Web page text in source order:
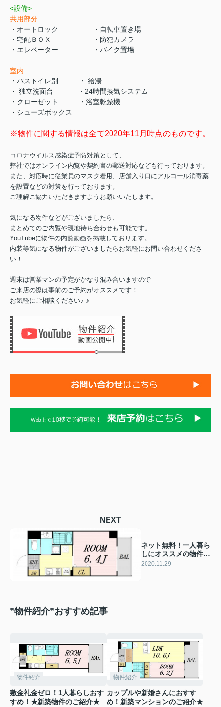
<設備>
共用部分
・オートロック ・自転車置き場
・宅配ＢＯＸ ・防犯カメラ
・エレベーター ・バイク置場
室内
・バストイレ別 ・ 給湯
・ 独立洗面台 ・24時間換気システム
・クローゼット ・浴室乾燥機
・シューズボックス
※物件に関する情報は全て2020年11月時点のものです。
コロナウイルス感染症予防対策として、
弊社ではオンライン内覧や契約書の郵送対応なども行っております。
また、対応時に従業員のマスク着用、店舗入り口にアルコール消毒薬
を設置などの対策を行っております。
ご理解ご協力いただきますようお願いいたします。
気になる物件などがございましたら、
まとめてのご内覧や現地待ち合わせも可能です。
YouTubeに物件の内覧動画を掲載しております。
内装等気になる物件がございましたらお気軽にお問い合わせくださ
い！
週末は営業マンの予定がかなり混み合いますので
ご来店の際は事前のご予約がオススメです！
お気軽にご相談ください♪ ♪
NEXT
ネット無料！一人暮ら
しにオススメの物件紹
介★
2020.11.29
”物件紹介”おすすめ記事
物件紹介
敷金礼金ゼロ！1人暮らしおす
すめ！★新築物件のご紹介★
物件紹介
カップルや新婚さんにおすす
め！新築マンションのご紹介★